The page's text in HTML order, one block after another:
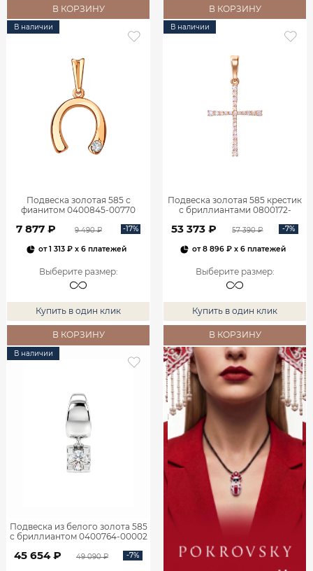
В КОРЗИНУ В КОРЗИНУ
В наличии
Подвеска золотая 585 с
фианитом 0400845-00770
7 877 ₽ 9 490 ₽ -17%
от1 313 ₽ x 6 платежей
Выберите размер:
Купить в один клик
В КОРЗИНУ
В наличии
Подвеска золотая 585 крестик
с бриллиантами 0800172-
53 373 ₽ 57 390 ₽ -7%
от8 896 ₽ x 6 платежей
Выберите размер:
Купить в один клик
В КОРЗИНУ
В наличии
Подвеска из белого золота 585
с бриллиантом 0400764-00002
45 654 ₽ 49 090 ₽ -7%